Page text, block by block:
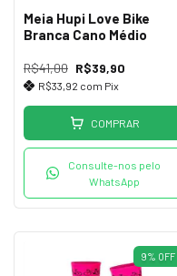
Meia Hupi Love Bike
Branca Cano Médio
R$41,00 R$39,90
R$33,92 com Pix
COMPRAR
Consulte-nos pelo
WhatsApp
9% OFF